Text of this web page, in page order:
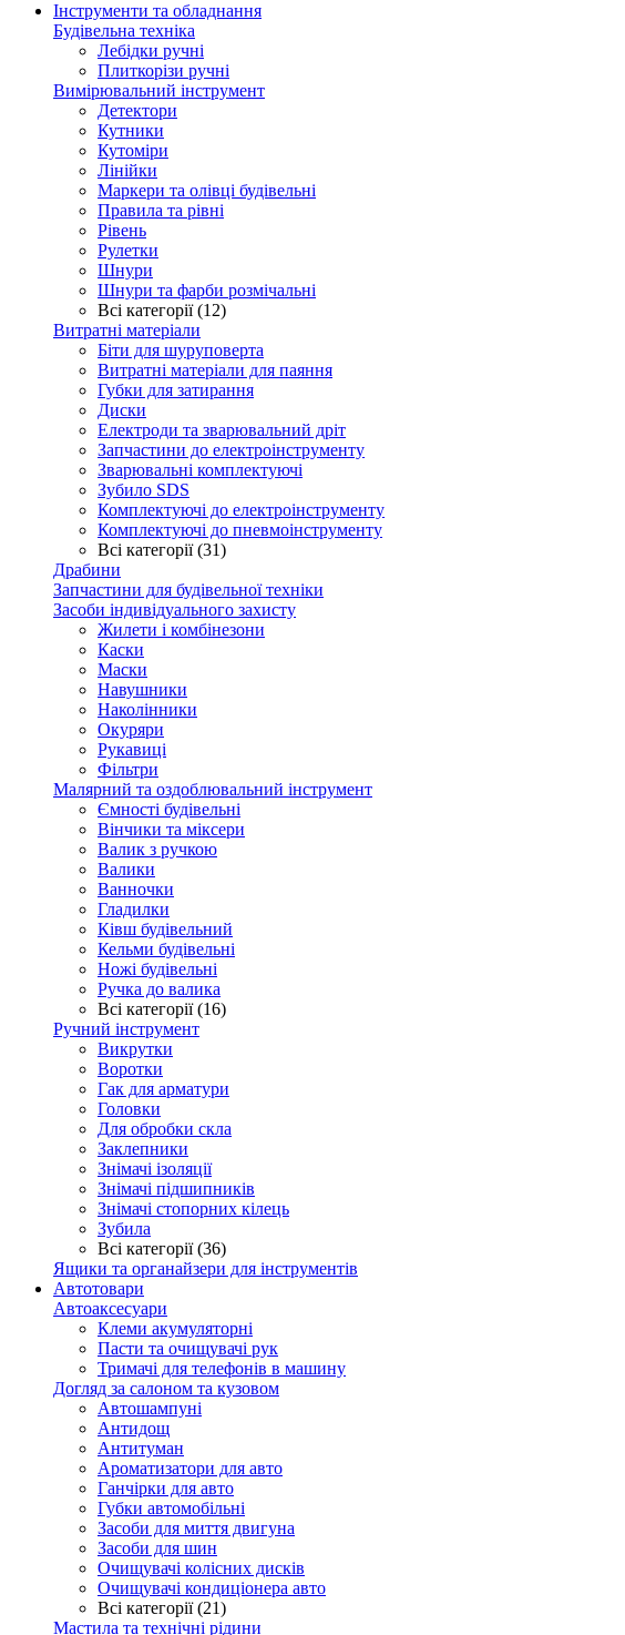
Інструменти та обладнання
Будівельна техніка
Лебідки ручні
Плиткорізи ручні
Вимірювальний інструмент
Детектори
Кутники
Кутоміри
Лінійки
Маркери та олівці будівельні
Правила та рівні
Рівень
Рулетки
Шнури
Шнури та фарби розмічальні
Всі категорії (12)
Витратні матеріали
Біти для шуруповерта
Витратні матеріали для паяння
Губки для затирання
Диски
Електроди та зварювальний дріт
Запчастини до електроінструменту
Зварювальні комплектуючі
Зубило SDS
Комплектуючі до електроінструменту
Комплектуючі до пневмоінструменту
Всі категорії (31)
Драбини
Запчастини для будівельної техніки
Засоби індивідуального захисту
Жилети і комбінезони
Каски
Маски
Навушники
Наколінники
Окуряри
Рукавиці
Фільтри
Малярний та оздоблювальний інструмент
Ємності будівельні
Вінчики та міксери
Валик з ручкою
Валики
Ванночки
Гладилки
Ківш будівельний
Кельми будівельні
Ножі будівельні
Ручка до валика
Всі категорії (16)
Ручний інструмент
Викрутки
Воротки
Гак для арматури
Головки
Для обробки скла
Заклепники
Знімачі ізоляції
Знімачі підшипників
Знімачі стопорних кілець
Зубила
Всі категорії (36)
Ящики та органайзери для інструментів
Автотовари
Автоаксесуари
Клеми акумуляторні
Пасти та очищувачі рук
Тримачі для телефонів в машину
Догляд за салоном та кузовом
Автошампуні
Антидощ
Антитуман
Ароматизатори для авто
Ганчірки для авто
Губки автомобільні
Засоби для миття двигуна
Засоби для шин
Очищувачі колісних дисків
Очищувачі кондиціонера авто
Всі категорії (21)
Мастила та технічні рідини